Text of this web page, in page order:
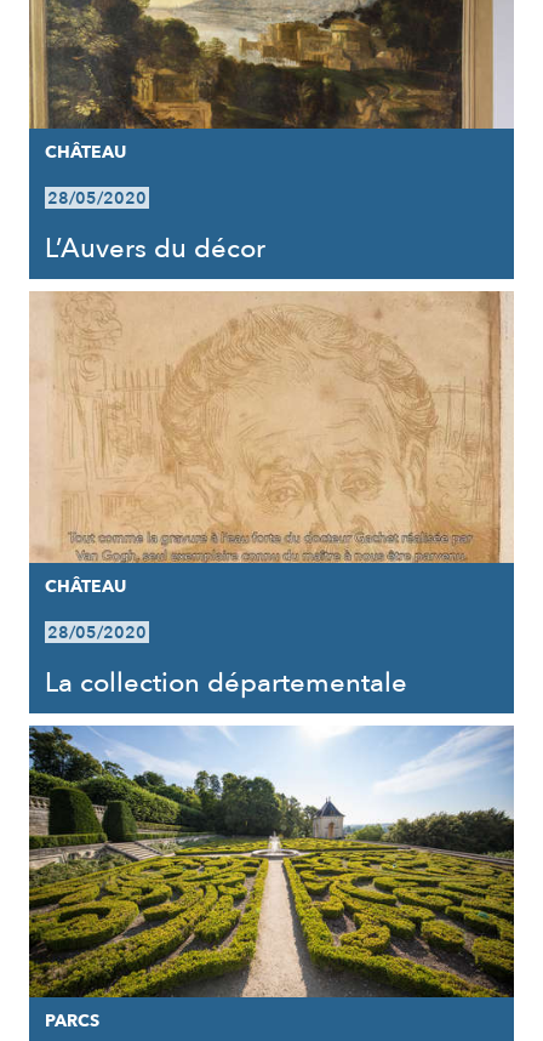
CHÂTEAU
28/05/2020
L’Auvers du décor
CHÂTEAU
28/05/2020
La collection départementale
PARCS